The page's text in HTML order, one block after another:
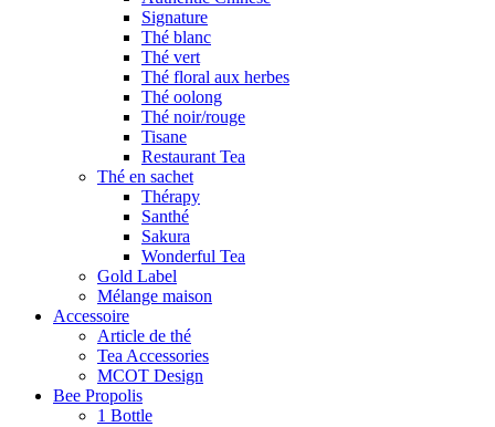
Signature
Thé blanc
Thé vert
Thé floral aux herbes
Thé oolong
Thé noir/rouge
Tisane
Restaurant Tea
Thé en sachet
Thérapy
Santhé
Sakura
Wonderful Tea
Gold Label
Mélange maison
Accessoire
Article de thé
Tea Accessories
MCOT Design
Bee Propolis
1 Bottle